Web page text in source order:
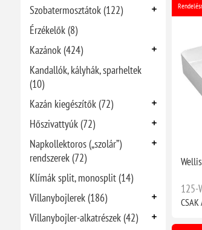
Szobatermosztátok (122)
Érzékelők (8)
Kazánok (424)
Kandallók, kályhák, sparheltek
(10)
Kazán kiegészítők (72)
Hőszivattyúk (72)
Napkollektoros („szolár”)
rendszerek (72)
Klímák split, monosplit (14)
Villanybojlerek (186)
Villanybojler-alkatrészek (42)
125-
CSAK